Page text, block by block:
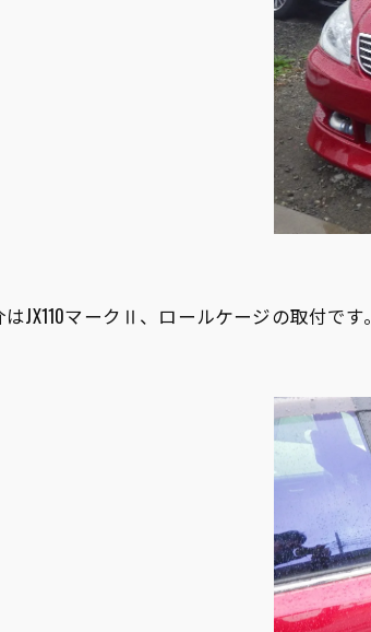
JX110マークⅡ、ロールケージの取付です。